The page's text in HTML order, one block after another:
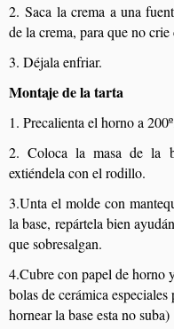
2. Saca la crema a una
de la crema, para que no crie
3. Déjala enfriar.
Montaje de la tarta
1. Precalienta el horno a
2. Coloca la masa de la
extiéndela con el rodillo.
3.Unta el molde con
la base, repártela bien
que sobresalgan.
4.Cubre con papel de horno
bolas de cerámica
hornear la base esta no suba)